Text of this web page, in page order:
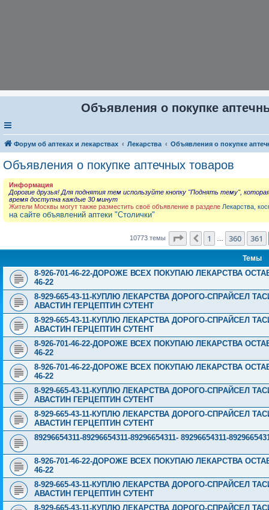
Объявления о покупке
Форум об аптеках и лекарствах Лекарства Объявления о покупке
Объявления о покупке аптечных товаров
Информация
Дорогие друзья! Для поднятия тем используйте кнопку "Поднять тему",
время доступна каждые 30 минут
Жители Москвы могут также разместить своё объявление в разделе Лекарства,
на сайте объявлений аптеки "Столички"
10773 темы Страница 362из 431
Пред.
1 360 361
Темы
8-926-701-46-22-ДОРОЖЕ ВСЕХ ПОКУПАЮ ЛЕКАРСТВА
46-22
8-929-665-43-11-КУПЛЮ ЛЕКАРСТВА ДОРОГО-СПРАЙСЕЛ
АВАСТИН ГЕРЦЕПТИН СУТЕНТ
8-929-665-43-11-КУПЛЮ ЛЕКАРСТВА ДОРОГО-СПРАЙСЕЛ
АВАСТИН ГЕРЦЕПТИН СУТЕНТ
8-926-701-46-22-ДОРОЖЕ ВСЕХ ПОКУПАЮ ЛЕКАРСТВА
46-22
8-926-701-46-22-ДОРОЖЕ ВСЕХ ПОКУПАЮ ЛЕКАРСТВА
46-22
8-929-665-43-11-КУПЛЮ ЛЕКАРСТВА ДОРОГО-СПРАЙСЕЛ
АВАСТИН ГЕРЦЕПТИН СУТЕНТ
8-929-665-43-11-КУПЛЮ ЛЕКАРСТВА ДОРОГО-СПРАЙСЕЛ
АВАСТИН ГЕРЦЕПТИН СУТЕНТ
89296654311-89296654311-89296654311- 89296654311-
8-926-701-46-22-ДОРОЖЕ ВСЕХ ПОКУПАЮ ЛЕКАРСТВА
46-22
8-929-665-43-11-КУПЛЮ ЛЕКАРСТВА ДОРОГО-СПРАЙСЕЛ
АВАСТИН ГЕРЦЕПТИН СУТЕНТ
8-929-665-43-11-КУПЛЮ ЛЕКАРСТВА ДОРОГО-СПРАЙСЕЛ